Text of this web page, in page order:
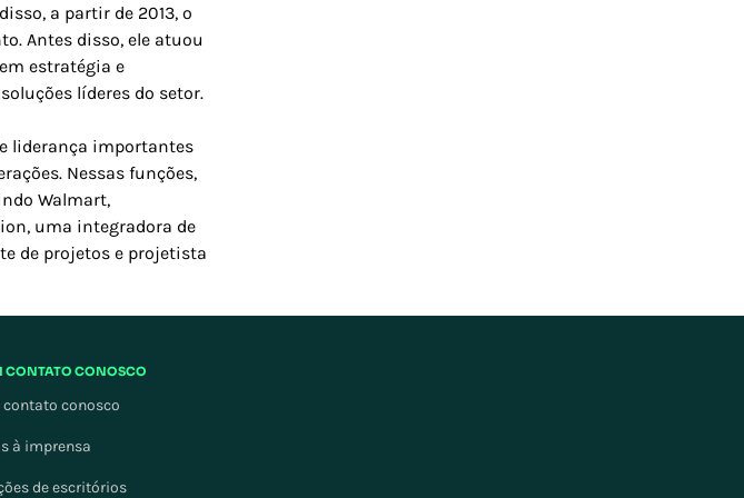
a partir de 2013, o
Antes disso, ele atuou
estratégia e
líderes do setor.
liderança importantes
Nessas funções,
Walmart,
uma integradora de
de projetos e projetista
CONTATO CONOSCO
contato conosco
à imprensa
de escritórios